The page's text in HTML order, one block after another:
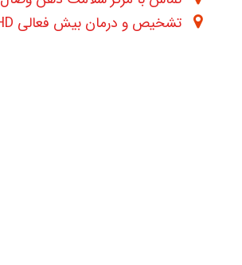
تشخیص و درمان بیش فعالی ADHD